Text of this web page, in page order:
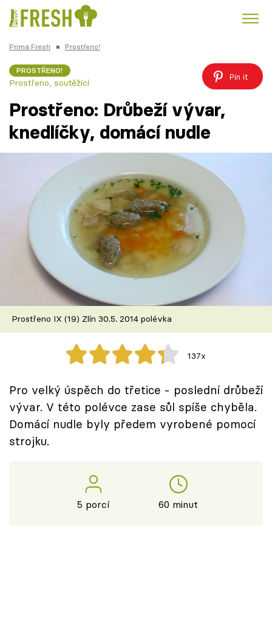
Česká kuchyně
Témata
Recepty
Články
TV Program
Škola vaření
Recepty z TV
Speciál: Cuketa
Sledujte prima+
Přihlášení
Prima Fresh ■ Prostřeno!
PROSTŘENO!
Prostřeno, soutěžící
Pin it
Prostřeno: Drůbeží vývar,
knedlíčky, domácí nudle
Prostřeno IX (19) Zlín 30.5. 2014 polévka
137x
Pro velký úspěch do třetice - poslední drůbeží
vývar. V této polévce zase sůl spíše chyběla.
Domácí nudle byly předem vyrobené pomocí
strojku.
5 porcí 60 minut